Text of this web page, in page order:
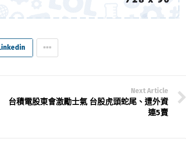
Next Article
台積電股東會激勵士氣 台股虎頭蛇尾、遭外資
連5賣